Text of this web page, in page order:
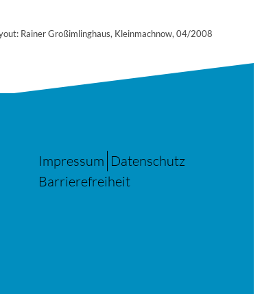
Rainer Großimlinghaus, Kleinmachnow, 04/2008
Impressum Datenschutz
Barrierefreiheit